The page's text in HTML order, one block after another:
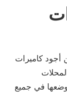
أجود كاميرات
وضعها في جميع